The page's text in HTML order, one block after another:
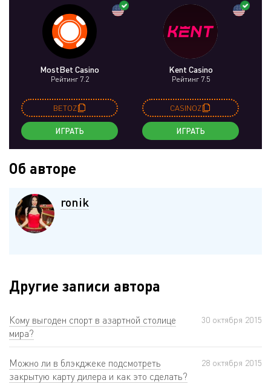
MostBet Casino
Рейтинг 7.2
BETOZ
ИГРАТЬ
Kent Casino
Рейтинг 7.5
CASINOZ
ИГРАТЬ
Об авторе
ronik
Другие записи автора
Кому выгоден спорт в азартной столице
мира?
30 октября 2015
Можно ли в блэкджеке подсмотреть
закрытую карту дилера и как это сделать?
28 октября 2015